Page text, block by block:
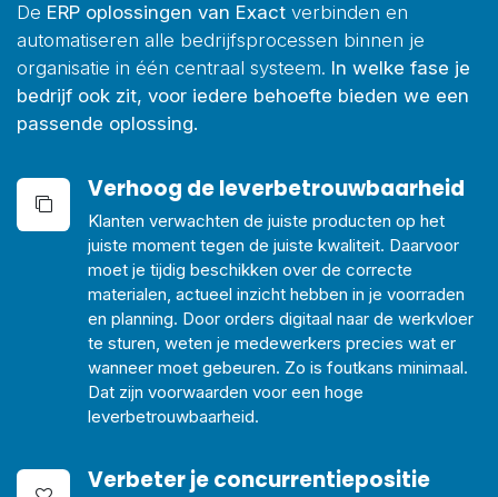
De ERP oplossingen van Exact verbinden en
automatiseren alle bedrijfsprocessen binnen je
organisatie in één centraal systeem. In welke fase je
bedrijf ook zit, voor iedere behoefte bieden we een
passende oplossing.
Verhoog deleverbetrouwbaarheid
Klanten verwachten de juiste producten op het
juiste moment tegen de juiste kwaliteit. Daarvoor
moet je tijdig beschikken over de correcte
materialen, actueel inzicht hebben in je voorraden
en planning. Door orders digitaal naar de werkvloer
te sturen, weten je medewerkers precies wat er
wanneer moet gebeuren. Zo is foutkans minimaal.
Dat zijn voorwaarden voor een hoge
leverbetrouwbaarheid.
Verbeter jeconcurrentiepositie